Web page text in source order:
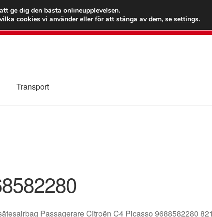
Ring
Transport
Passagerare Citroën C4 Picasso 9688582280
ge dig den bästa onlineupplevelsen.
cookies vi använder eller för att stänga av dem, se settings.